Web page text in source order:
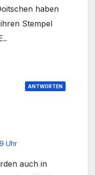
haben
Stempel
ANTWORTEN
Uhr
auch in